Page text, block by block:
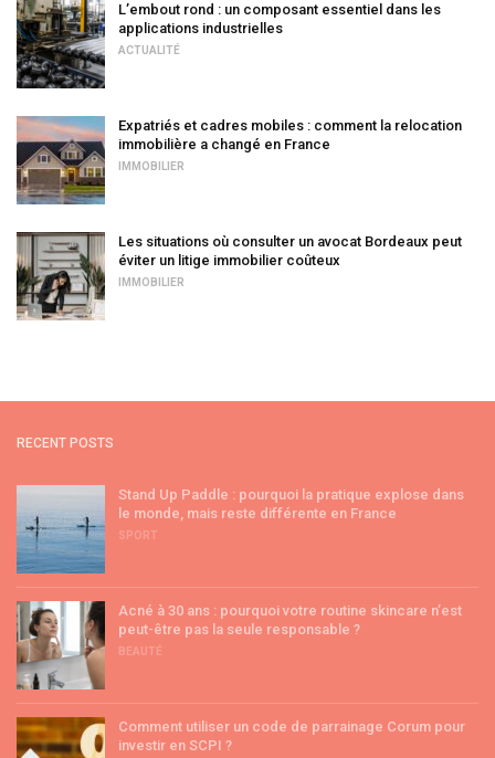
L’embout rond : un composant essentiel dans les
applications industrielles
ACTUALITÉ
Expatriés et cadres mobiles : comment la relocation
immobilière a changé en France
IMMOBILIER
Les situations où consulter un avocat Bordeaux peut
éviter un litige immobilier coûteux
IMMOBILIER
RECENT POSTS
Stand Up Paddle : pourquoi la pratique explose dans
le monde, mais reste différente en France
SPORT
Acné à 30 ans : pourquoi votre routine skincare n’est
peut-être pas la seule responsable ?
BEAUTÉ
Comment utiliser un code de parrainage Corum pour
investir en SCPI ?